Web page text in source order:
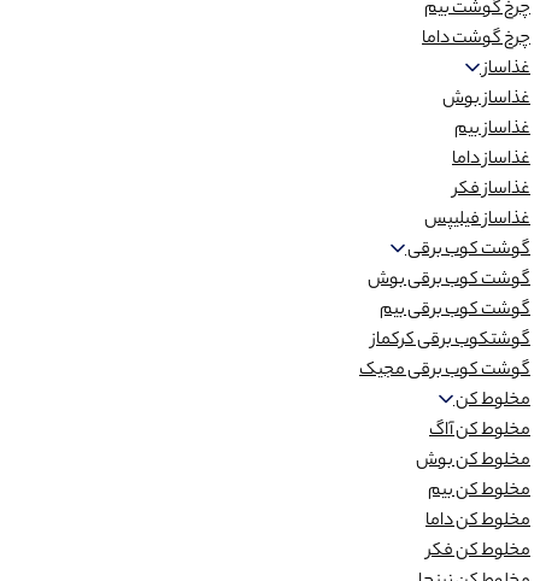
چرخ گوشت بیم
چرخ گوشت داما
غذاساز
غذاساز بوش
غذاساز بیم
غذاساز داما
غذاساز فکر
غذاساز فیلیپس
گوشت کوب برقی
گوشت کوب برقی بوش
گوشت کوب برقی بیم
گوشتکوب برقی کرکماز
گوشت کوب برقی مجیک
مخلوط کن
مخلوط کن آاگ
مخلوط کن بوش
مخلوط کن بیم
مخلوط کن داما
مخلوط کن فکر